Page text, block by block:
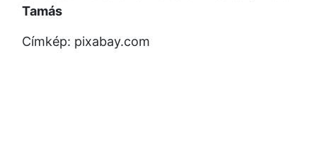
Tamás
Címkép: pixabay.com